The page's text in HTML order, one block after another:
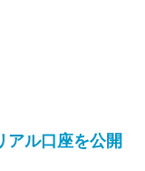
アル口座を公開